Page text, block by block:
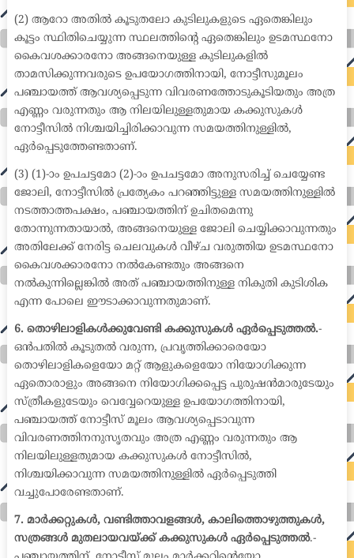
(2) ആറോ അതിൽ കൂടുതലോ കുടിലുകളുടെ ഏതെങ്കിലും
കൂട്ടം സ്ഥിതിചെയ്യുന്ന സ്ഥലത്തിന്റെ ഏതെങ്കിലും ഉടമസ്ഥനോ
കൈവശക്കാരനോ അങ്ങനെയുള്ള കുടിലുകളിൽ
താമസിക്കുന്നവരുടെ ഉപയോഗത്തിനായി, നോട്ടീസുമൂലം
പഞ്ചായത്ത് ആവശ്യപ്പെടുന്ന വിവരണത്തോടുകൂടിയതും അത്ര
എണ്ണം വരുന്നതും ആ നിലയിലുള്ളതുമായ കക്കുസുകൾ
നോട്ടീസിൽ നിശ്ചയിച്ചിരിക്കാവുന്ന സമയത്തിനുള്ളിൽ,
ഏർപ്പെടുത്തേണ്ടതാണ്.
(3) (1)-ാം ഉപചട്ടമോ (2)-ാം ഉപചട്ടമോ അനുസരിച്ച് ചെയ്യേണ്ട
ജോലി, നോട്ടീസിൽ പ്രത്യേകം പറഞ്ഞിട്ടുള്ള സമയത്തിനുള്ളിൽ
നടത്താത്തപക്ഷം, പഞ്ചായത്തിന് ഉചിതമെന്നു
തോന്നുന്നതായാൽ, അങ്ങനെയുള്ള ജോലി ചെയ്യിക്കാവുന്നതും
അതിലേക്ക് നേരിട്ട ചെലവുകൾ വീഴ്ച വരുത്തിയ ഉടമസ്ഥനോ
കൈവശക്കാരനോ നൽകേണ്ടതും അങ്ങനെ
നൽകുന്നില്ലെങ്കിൽ അത് പഞ്ചായത്തിനുള്ള നികുതി കുടിശിക
എന്ന പോലെ ഈടാക്കാവുന്നതുമാണ്.
6. തൊഴിലാളികൾക്കുവേണ്ടി കക്കുസുകൾ ഏർപ്പെടുത്തൽ.-
ഒൻപതിൽ കൂടുതൽ വരുന്ന, പ്രവൃത്തിക്കാരെയോ
തൊഴിലാളികളെയോ മറ്റ് ആളുകളെയോ നിയോഗിക്കുന്ന
ഏതൊരാളും അങ്ങനെ നിയോഗിക്കപ്പെട്ട പുരുഷൻമാരുടേയും
സ്ത്രീകളുടേയും വെവ്വേറെയുള്ള ഉപയോഗത്തിനായി,
പഞ്ചായത്ത് നോട്ടീസ് മൂലം ആവശ്യപ്പെടാവുന്ന
വിവരണത്തിനനുസൃതവും അത്ര എണ്ണം വരുന്നതും ആ
നിലയിലുള്ളതുമായ കക്കുസുകൾ നോട്ടീസിൽ,
നിശ്ചയിക്കാവുന്ന സമയത്തിനുള്ളിൽ ഏർപ്പെടുത്തി
വച്ചുപോരേണ്ടതാണ്.
7. മാർക്കറ്റുകൾ, വണ്ടിത്താവളങ്ങൾ, കാലിത്തൊഴുത്തുകൾ,
സത്രങ്ങൾ മുതലായവയ്ക്ക് കക്കുസുകൾ ഏർപ്പെടുത്തൽ.-